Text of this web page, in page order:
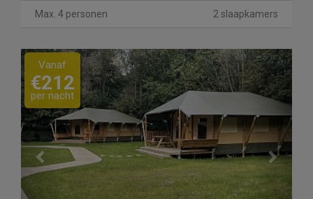
Max. 4 personen 2 slaapkamers
Previous Next
Vanaf
€212
per nacht